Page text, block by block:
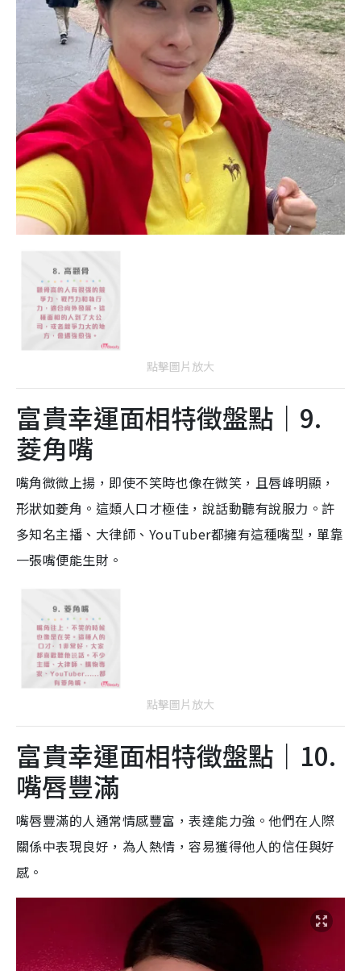
點擊圖片放大
富貴幸運面相特徵盤點｜9.
菱角嘴
嘴角微微上揚，即使不笑時也像在微笑，且唇峰明顯，
形狀如菱角。這類人口才極佳，說話動聽有說服力。許
多知名主播、大律師、YouTuber都擁有這種嘴型，單靠
一張嘴便能生財。
點擊圖片放大
富貴幸運面相特徵盤點｜10.
嘴唇豐滿
嘴唇豐滿的人通常情感豐富，表達能力強。他們在人際
關係中表現良好，為人熱情，容易獲得他人的信任與好
感。